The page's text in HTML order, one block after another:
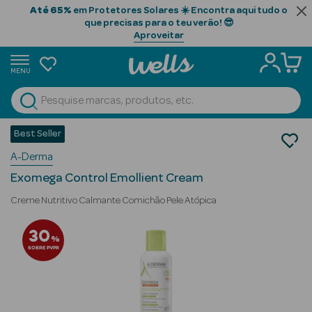
Até 65% em Protetores Solares ☀️ Encontra aqui tudo o
que precisas para o teu verão! 😎
Aproveitar
MENU
Ver Tudo
Beauty Season
Beauty Season
Cabelo
Profissional
Beauty Season
Cosmética
Cosmética Rosto e Corpo
Cosmética Corpo
Hidratantes
Best Seller
A-Derma
Exomega Control Emollient Cream
Creme Nutritivo Calmante Comichão Pele Atópica
30%
SOBRE PVPR